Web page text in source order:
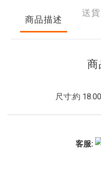
商品描述
送
尺寸:約
客服: